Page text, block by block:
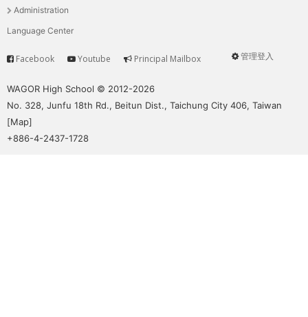
單Administration
Language Center
User
管理登入
Service
Facebook Youtube Principal Mailbox
WAGOR High School © 2012-2026
No. 328, Junfu 18th Rd., Beitun Dist., Taichung City 406, Taiwan
[Map]
+886-4-2437-1728